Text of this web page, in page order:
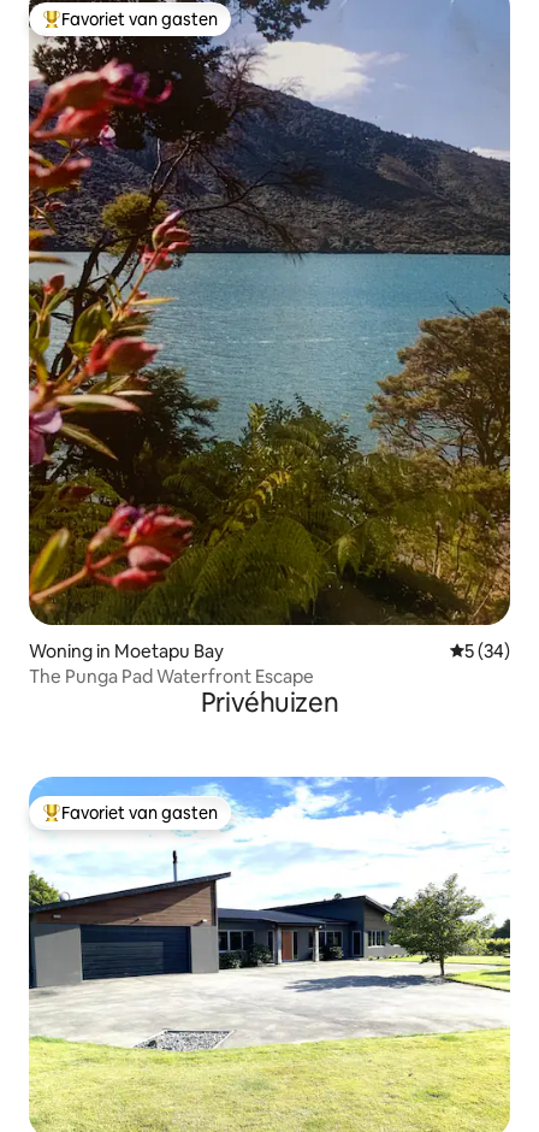
Topfavoriet van gasten
Favoriet van gasten
Woning in Moetapu Bay
5 (34)
The Punga Pad Waterfront Escape
Privéhuizen
Topfavoriet van gasten
Favoriet van gasten